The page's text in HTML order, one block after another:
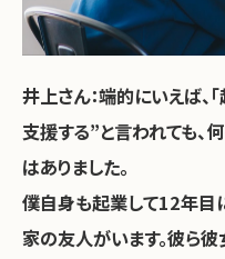
井上さん：端的にいえば、
支援する”と言われても、
はありました。
僕自身も起業して12年目
家の友人がいます。彼ら彼